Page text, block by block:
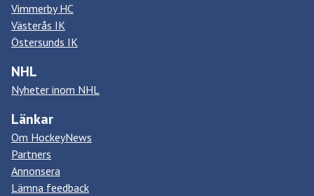
Vimmerby HC
Västerås IK
Östersunds IK
NHL
Nyheter inom NHL
Länkar
Om HockeyNews
Partners
Annonsera
Lämna feedback